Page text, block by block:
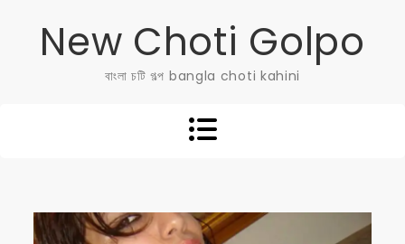
New Choti Golpo
বাংলা চটি গল্প bangla choti kahini